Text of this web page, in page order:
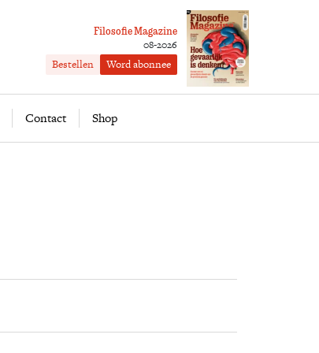
Filosofie Magazine
08-2026
Bestellen Word abonnee
Contact Shop
Word abonnee